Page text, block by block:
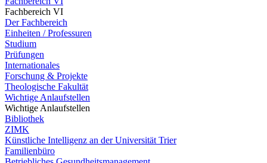
Fachbereich VI
Der Fachbereich
Einheiten / Professuren
Studium
Prüfungen
Internationales
Forschung & Projekte
Theologische Fakultät
Wichtige Anlaufstellen
Wichtige Anlaufstellen
Bibliothek
ZIMK
Künstliche Intelligenz an der Universität Trier
Familienbüro